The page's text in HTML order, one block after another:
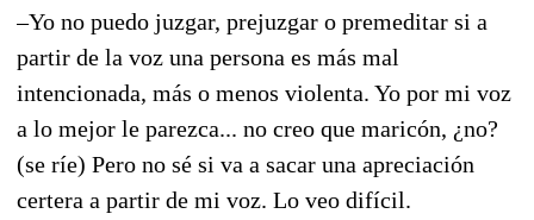
–Yo no puedo juzgar, prejuzgar o premeditar si a
partir de la voz una persona es más mal
intencionada, más o menos violenta. Yo por mi voz
a lo mejor le parezca... no creo que maricón, ¿no?
(se ríe) Pero no sé si va a sacar una apreciación
certera a partir de mi voz. Lo veo difícil.